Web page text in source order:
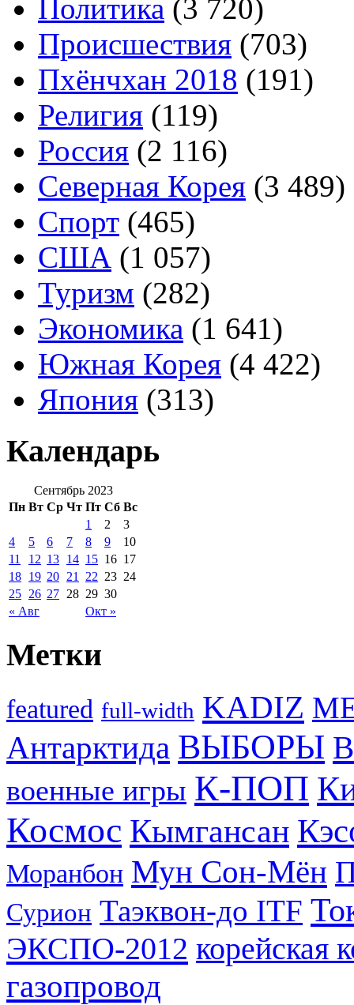
Политика (3 720)
Происшествия (703)
Пхёнчхан 2018 (191)
Религия (119)
Россия (2 116)
Северная Корея (3 489)
Спорт (465)
США (1 057)
Туризм (282)
Экономика (1 641)
Южная Корея (4 422)
Япония (313)
Календарь
Сентябрь 2023
Пн Вт Ср Чт Пт Сб Вс
« Авг Окт »
1 2
3
4
5 6 7 8 9
10
11
12 13 14 15 16 17
18 19 20 21 22 23 24
25 26 27 28 29 30
Метки
featured full-width KADIZ
Антарктида ВЫБОРЫ
военные игры К-ПОП
Космос Кымгансан
Моранбон Мун Сон-Мён
Сурион Таэквон-до ITF
ЭКСПО-2012 корейская
газопровод